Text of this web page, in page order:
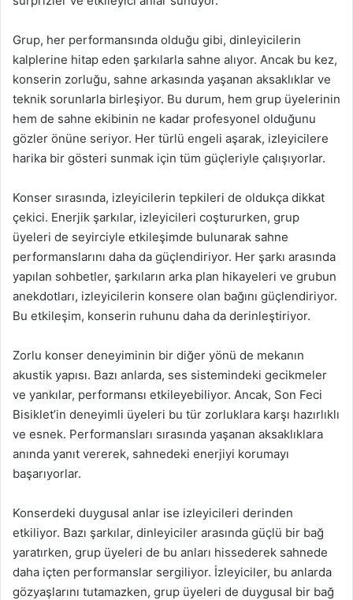
Grup, her performansında olduğu gibi, dinleyicilerin
kalplerine hitap eden şarkılarla sahne alıyor. Ancak bu kez,
konserin zorluğu, sahne arkasında yaşanan aksaklıklar ve
teknik sorunlarla birleşiyor. Bu durum, hem grup üyelerinin
hem de sahne ekibinin ne kadar profesyonel olduğunu
gözler önüne seriyor. Her türlü engeli aşarak, izleyicilere
harika bir gösteri sunmak için tüm güçleriyle çalışıyorlar.
Konser sırasında, izleyicilerin tepkileri de oldukça dikkat
çekici. Enerjik şarkılar, izleyicileri coştururken, grup
üyeleri de seyirciyle etkileşimde bulunarak sahne
performanslarını daha da güçlendiriyor. Her şarkı arasında
yapılan sohbetler, şarkıların arka plan hikayeleri ve grubun
anekdotları, izleyicilerin konsere olan bağını güçlendiriyor.
Bu etkileşim, konserin ruhunu daha da derinleştiriyor.
Zorlu konser deneyiminin bir diğer yönü de mekanın
akustik yapısı. Bazı anlarda, ses sistemindeki gecikmeler
ve yankılar, performansı etkileyebiliyor. Ancak, Son Feci
Bisiklet’in deneyimli üyeleri bu tür zorluklara karşı hazırlıklı
ve esnek. Performansları sırasında yaşanan aksaklıklara
anında yanıt vererek, sahnedeki enerjiyi korumayı
başarıyorlar.
Konserdeki duygusal anlar ise izleyicileri derinden
etkiliyor. Bazı şarkılar, dinleyiciler arasında güçlü bir bağ
yaratırken, grup üyeleri de bu anları hissederek sahnede
daha içten performanslar sergiliyor. İzleyiciler, bu anlarda
gözyaşlarını tutamazken, grup üyeleri de duygusal bir bağ